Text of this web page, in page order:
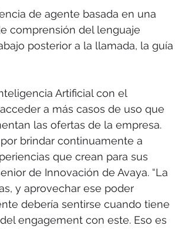
de agente basada en una
comprensión del lenguaje
posterior a la llamada, la guía
a más casos de uso que
las ofertas de la empresa.
brindar continuamente a
que crean para sus
de Innovación de Avaya. “La
y aprovechar ese poder
debería sentirse cuando tiene
engagement con este. Eso es